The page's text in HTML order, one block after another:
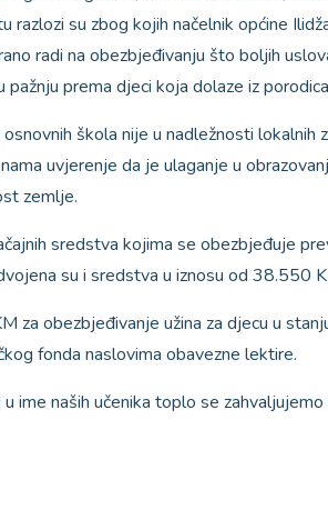
razlozi su zbog kojih načelnik općine
radi na obezbjeđivanju što boljih
pažnju prema djeci koja dolaze iz
osnovnih škola nije u nadležnosti lokalnih
uvjerenje da je ulaganje u
zemlje.
sredstva kojima se obezbjeđuje
su i sredstva u iznosu od 38.550
za obezbjeđivanje užina za djecu u
fonda naslovima obavezne lektire.
u ime naših učenika toplo se